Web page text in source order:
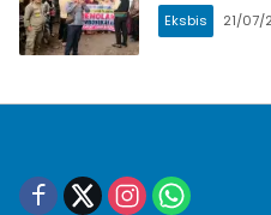
Eksbis 21/07/